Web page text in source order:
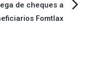
de cheques a
Fomtlax